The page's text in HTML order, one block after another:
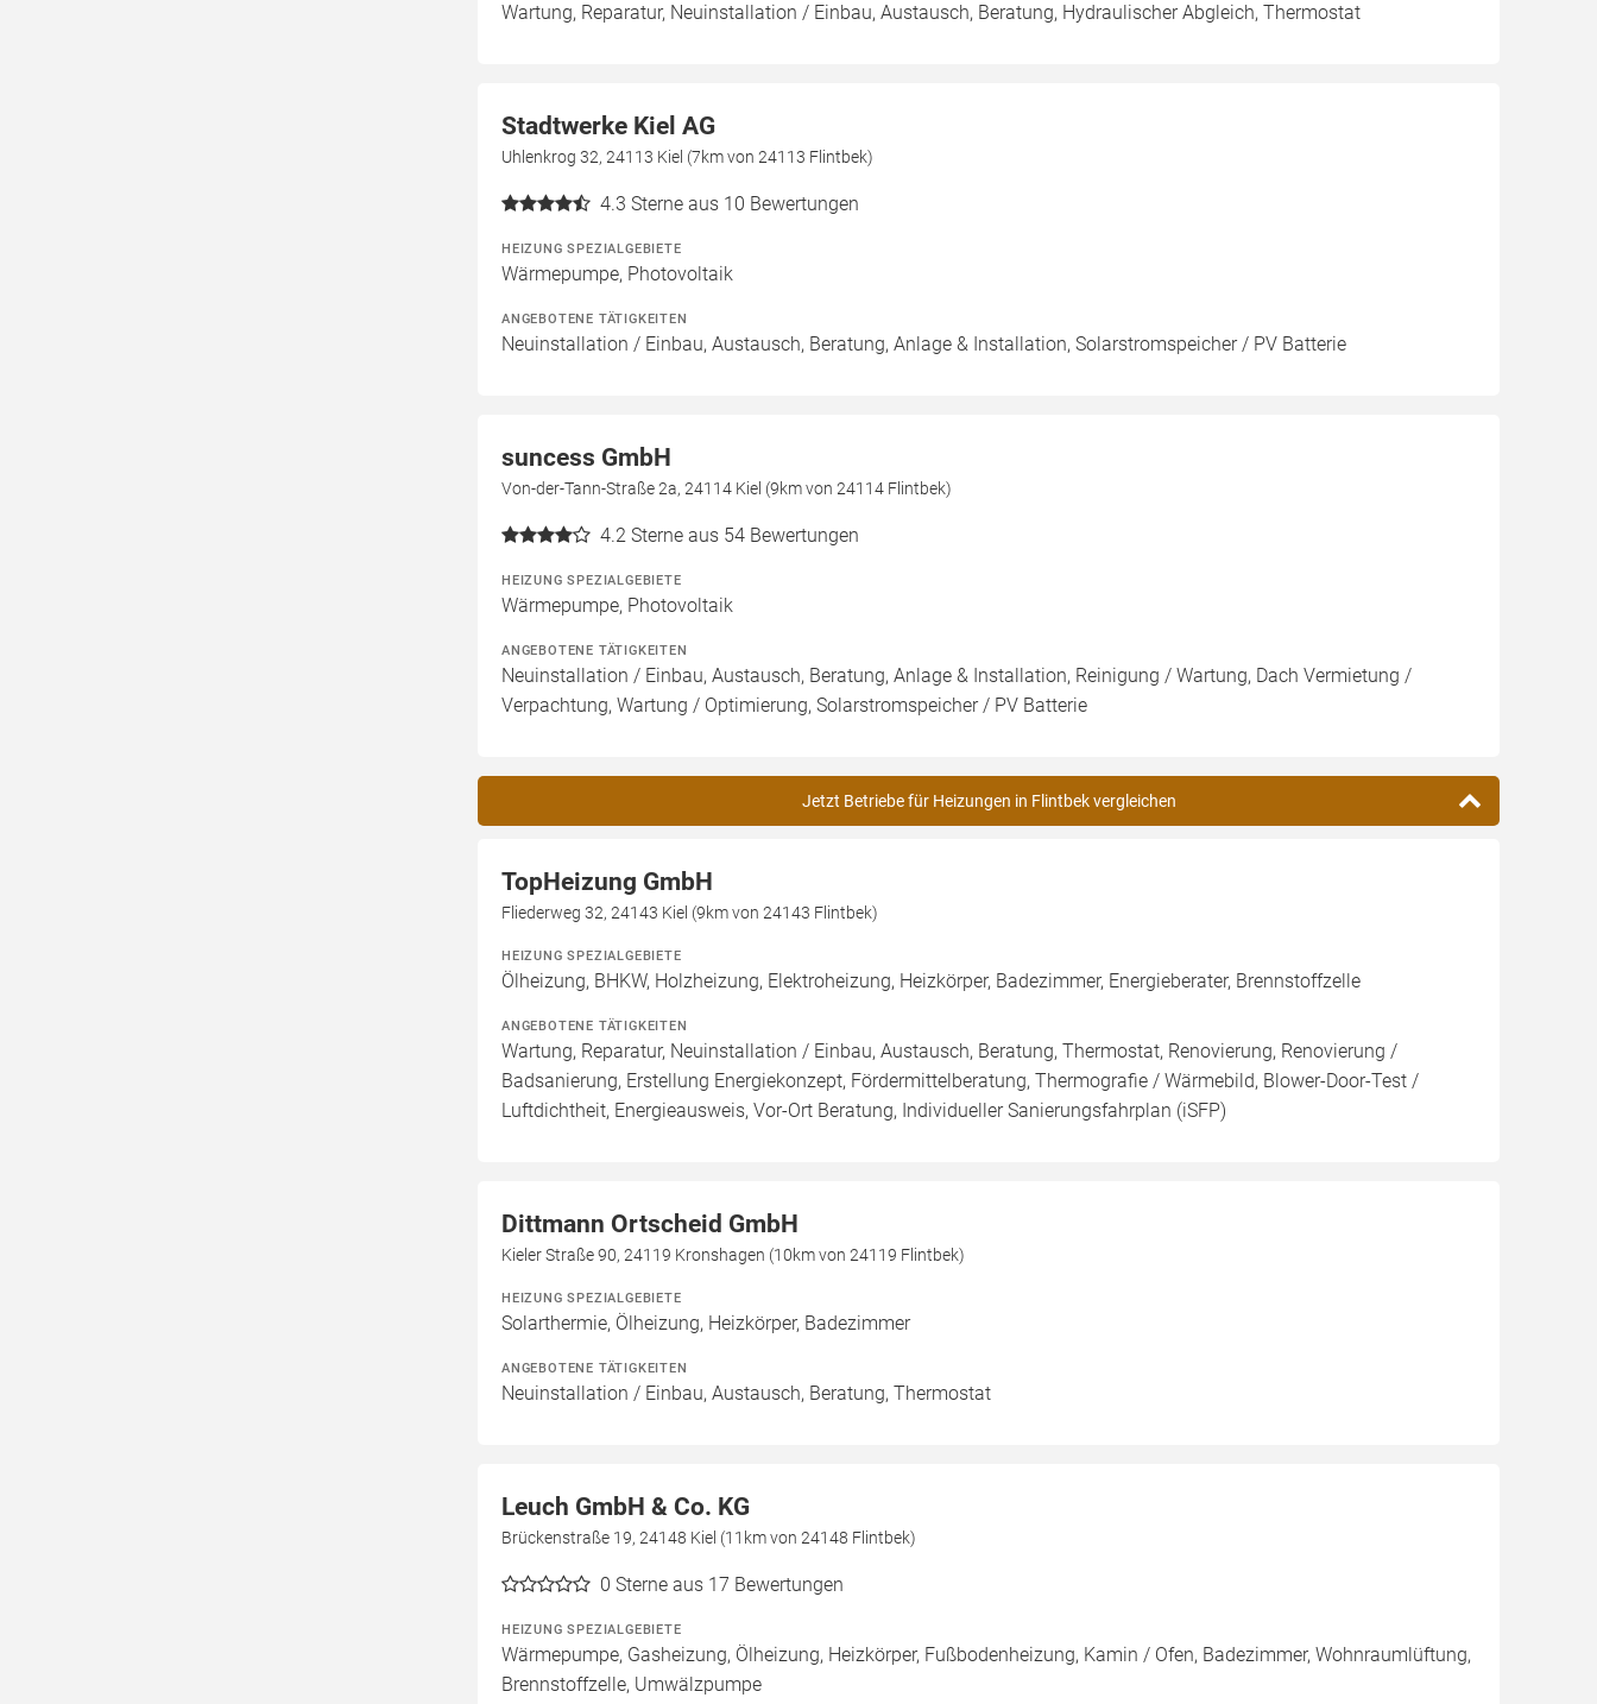
Wartung, Reparatur, Neuinstallation / Einbau, Austausch, Beratung, Hydraulischer Abgleich, Thermostat
Stadtwerke Kiel AG
Uhlenkrog 32, 24113 Kiel (7km von 24113 Flintbek)
4.3 Sterne aus 10 Bewertungen
HEIZUNG SPEZIALGEBIETE
Wärmepumpe, Photovoltaik
ANGEBOTENE TÄTIGKEITEN
Neuinstallation / Einbau, Austausch, Beratung, Anlage & Installation, Solarstromspeicher / PV Batterie
suncess GmbH
Von-der-Tann-Straße 2a, 24114 Kiel (9km von 24114 Flintbek)
4.2 Sterne aus 54 Bewertungen
HEIZUNG SPEZIALGEBIETE
Wärmepumpe, Photovoltaik
ANGEBOTENE TÄTIGKEITEN
Neuinstallation / Einbau, Austausch, Beratung, Anlage & Installation, Reinigung / Wartung, Dach Vermietung /
Verpachtung, Wartung / Optimierung, Solarstromspeicher / PV Batterie
Jetzt Betriebe für Heizungen in Flintbek vergleichen
TopHeizung GmbH
Fliederweg 32, 24143 Kiel (9km von 24143 Flintbek)
HEIZUNG SPEZIALGEBIETE
Ölheizung, BHKW, Holzheizung, Elektroheizung, Heizkörper, Badezimmer, Energieberater, Brennstoffzelle
ANGEBOTENE TÄTIGKEITEN
Wartung, Reparatur, Neuinstallation / Einbau, Austausch, Beratung, Thermostat, Renovierung, Renovierung /
Badsanierung, Erstellung Energiekonzept, Fördermittelberatung, Thermografie / Wärmebild, Blower-Door-Test /
Luftdichtheit, Energieausweis, Vor-Ort Beratung, Individueller Sanierungsfahrplan (iSFP)
Dittmann Ortscheid GmbH
Kieler Straße 90, 24119 Kronshagen (10km von 24119 Flintbek)
HEIZUNG SPEZIALGEBIETE
Solarthermie, Ölheizung, Heizkörper, Badezimmer
ANGEBOTENE TÄTIGKEITEN
Neuinstallation / Einbau, Austausch, Beratung, Thermostat
Leuch GmbH & Co. KG
Brückenstraße 19, 24148 Kiel (11km von 24148 Flintbek)
0 Sterne aus 17 Bewertungen
HEIZUNG SPEZIALGEBIETE
Wärmepumpe, Gasheizung, Ölheizung, Heizkörper, Fußbodenheizung, Kamin / Ofen, Badezimmer, Wohnraumlüftung,
Brennstoffzelle, Umwälzpumpe